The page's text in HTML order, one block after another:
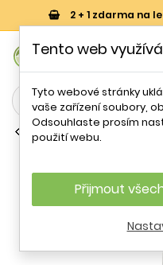
2 + 1 zdarma na
Laky a spreje na vlasy
(Supernatural
Tento web
Tyto webové stránky
vaše zařízení soubory,
Odsouhlaste prosím
použití webu.
Přijmout